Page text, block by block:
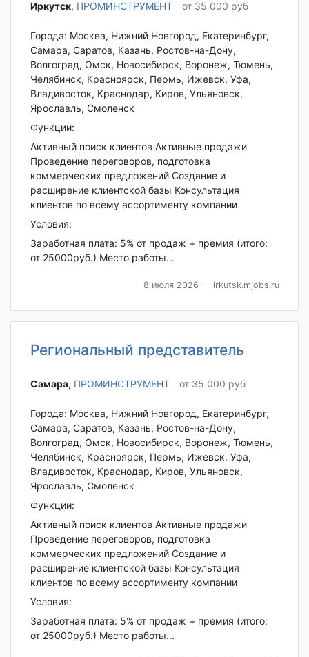
Иркутск‎, ПРОМИНСТРУМЕНТ от 35 000 руб
Города: Москва, Нижний Новгород, Екатеринбург,
Самара, Саратов, Казань, Ростов-на-Дону,
Волгоград, Омск, Новосибирск, Воронеж, Тюмень,
Челябинск, Красноярск, Пермь, Ижевск, Уфа,
Владивосток, Краснодар, Киров, Ульяновск,
Ярославль, Смоленск
Функции:
Активный поиск клиентов Активные продажи
Проведение переговоров, подготовка
коммерческих предложений Создание и
расширение клиентской базы Консультация
клиентов по всему ассортименту компании
Условия:
Заработная плата: 5% от продаж + премия (итого:
от 25000руб.) Место работы...
8 июля 2026 — irkutsk.mjobs.ru
Региональный представитель
Самара‎, ПРОМИНСТРУМЕНТ от 35 000 руб
Города: Москва, Нижний Новгород, Екатеринбург,
Самара, Саратов, Казань, Ростов-на-Дону,
Волгоград, Омск, Новосибирск, Воронеж, Тюмень,
Челябинск, Красноярск, Пермь, Ижевск, Уфа,
Владивосток, Краснодар, Киров, Ульяновск,
Ярославль, Смоленск
Функции:
Активный поиск клиентов Активные продажи
Проведение переговоров, подготовка
коммерческих предложений Создание и
расширение клиентской базы Консультация
клиентов по всему ассортименту компании
Условия:
Заработная плата: 5% от продаж + премия (итого:
от 25000руб.) Место работы...